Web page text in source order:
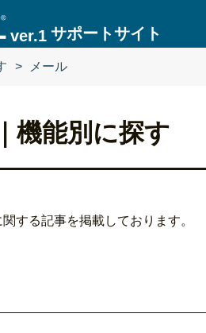
ver.1 サポートサイト
メール
メール
機能別に探す
する記事を掲載しております。